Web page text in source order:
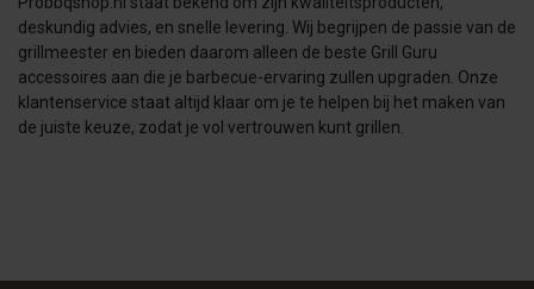
deskundig advies, en snelle levering. Wij begrijpen de passie van de
grillmeester en bieden daarom alleen de beste Grill Guru
accessoires aan die je barbecue-ervaring zullen upgraden. Onze
klantenservice staat altijd klaar om je te helpen bij het maken van
de juiste keuze, zodat je vol vertrouwen kunt grillen.